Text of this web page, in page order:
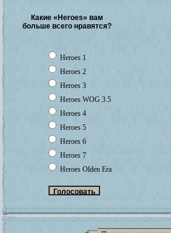
Какие «Heroes» вам
больше всего нравятся?
Heroes 1
Heroes 2
Heroes 3
Heroes WOG 3.5
Heroes 4
Heroes 5
Heroes 6
Heroes 7
Heroes Olden Era